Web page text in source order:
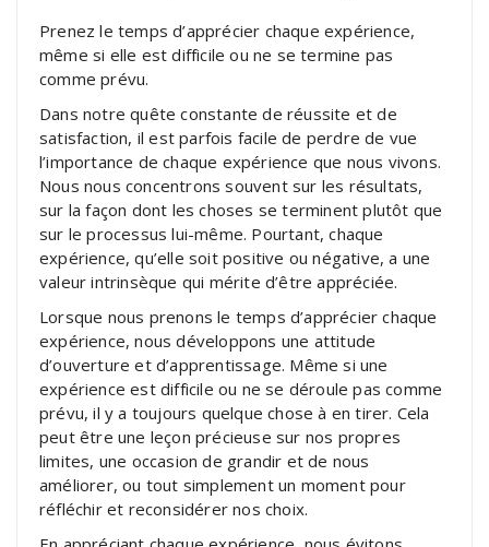
Prenez le temps d’apprécier chaque expérience,
même si elle est difficile ou ne se termine pas
comme prévu.
Dans notre quête constante de réussite et de
satisfaction, il est parfois facile de perdre de vue
l’importance de chaque expérience que nous vivons.
Nous nous concentrons souvent sur les résultats,
sur la façon dont les choses se terminent plutôt que
sur le processus lui-même. Pourtant, chaque
expérience, qu’elle soit positive ou négative, a une
valeur intrinsèque qui mérite d’être appréciée.
Lorsque nous prenons le temps d’apprécier chaque
expérience, nous développons une attitude
d’ouverture et d’apprentissage. Même si une
expérience est difficile ou ne se déroule pas comme
prévu, il y a toujours quelque chose à en tirer. Cela
peut être une leçon précieuse sur nos propres
limites, une occasion de grandir et de nous
améliorer, ou tout simplement un moment pour
réfléchir et reconsidérer nos choix.